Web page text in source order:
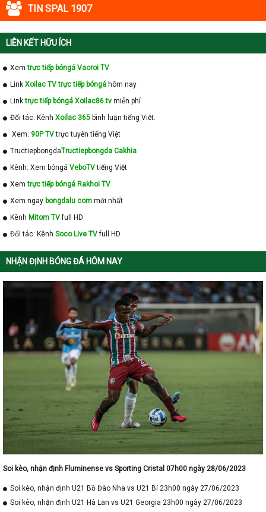
TIN SPAL 1907
LIÊN KẾT HỮU ÍCH
Xemtrực tiếp bóngá Vaoroi TV
Link Xoilac TV trực tiếp bóngá hôm nay
Linktrực tiếp bóngá Xoilac86.tv miễn phí
Đối tác: Kênh Xoilac 365 bình luận tiếng Việt.
Xem: 90P TVtrực tuyến tiếng Việt
TructiepbongdaTructiepbongda Cakhia
Kênh: Xem bóngá VeboTVtiếng Việt
Xemtrực tiếp bóngá Rakhoi TV
Xem ngay bongdalu com mới nhất
Kênh Mitom TVfull HD
Đối tác: Kênh Soco Live TVfull HD
NHẬN ĐỊNH BÓNG ĐÁ HÔM NAY
Soi kèo, nhận định Fluminense vs Sporting Cristal 07h00 ngày 28/06/2023
Soi kèo, nhận định U21 Bồ Đào Nha vs U21 Bỉ 23h00 ngày 27/06/2023
Soi kèo, nhận định U21 Hà Lan vs U21 Georgia 23h00 ngày 27/06/2023